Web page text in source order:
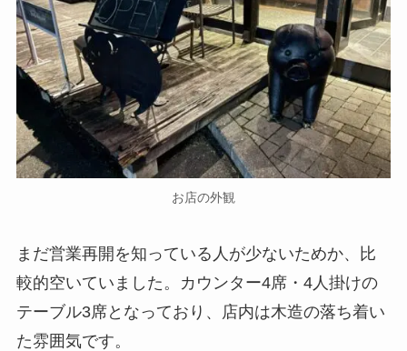
お店の外観
まだ営業再開を知っている人が少ないためか、比
較的空いていました。カウンター4席・4人掛けの
テーブル3席となっており、店内は木造の落ち着い
た雰囲気です。